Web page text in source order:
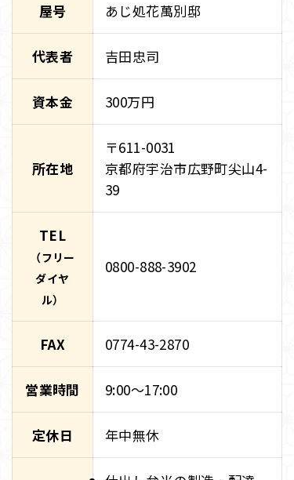
屋号 あじ処花萬別邸
代表者 吉田忠司
資本金 300万円
所在地
〒611-0031
京都府宇治市広野町尖山4-
39
TEL
（フリー
ダイヤ
ル）
0800-888-3902
FAX 0774-43-2870
営業時間 9:00～17:00
定休日 年中無休